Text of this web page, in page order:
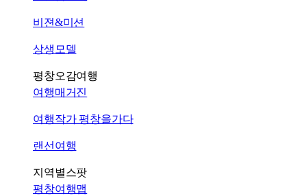
비젼&미션
상생모델
평창오감여행
여행매거진
여행작가 평창을가다
랜선여행
지역별스팟
평창여행맵